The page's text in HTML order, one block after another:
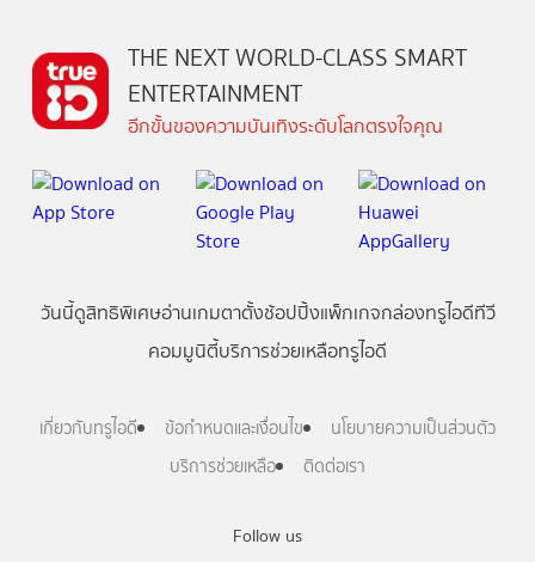
Follow us
THE NEXT WORLD-CLASS SMART
ENTERTAINMENT
อีกขั้นของความบันเทิงระดับโลกตรงใจคุณ
วันนี้ดูสิทธิพิเศษอ่านเกมตาตั้งช้อปปิ้งแพ็กเกจกล่องทรูไอดีทีวี
คอมมูนิตี้บริการช่วยเหลือทรูไอดี
เกี่ยวกับทรูไอดี ข้อกำหนดและเงื่อนไข
นโยบายความเป็นส่วนตัว
บริการช่วยเหลือ
ติดต่อเรา